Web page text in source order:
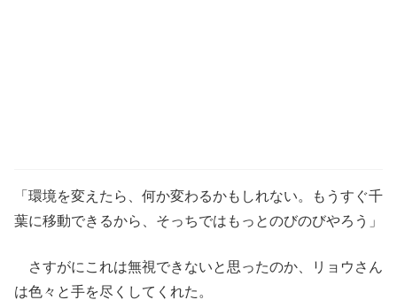
「環境を変えたら、何か変わるかもしれない。もうすぐ千
葉に移動できるから、そっちではもっとのびのびやろう」
さすがにこれは無視できないと思ったのか、リョウさん
は色々と手を尽くしてくれた。